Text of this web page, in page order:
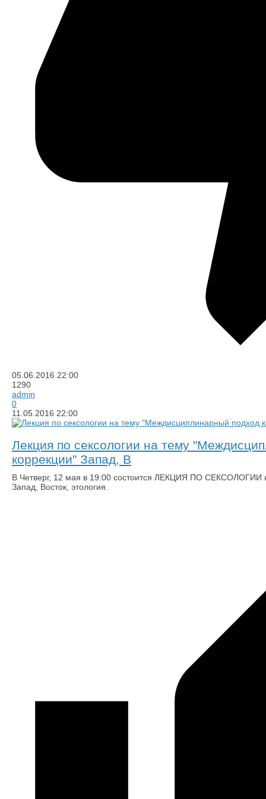
05.06.2016 22:00
1290
admin
0
11.05.2016 22:00
Лекция по сексологии на тему
коррекции" Запад, В
​В Четверг, 12 мая в 19:00 состоится ЛЕКЦИЯ ПО СЕКСОЛОГИИ
Запад, Восток, этология.